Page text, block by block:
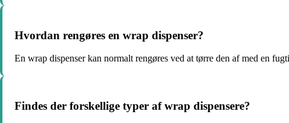
Hvordan rengøres en wrap dispenser?
En wrap dispenser kan normalt rengøres ved at tørre den af med en
Findes der forskellige typer af wrap dispensere?